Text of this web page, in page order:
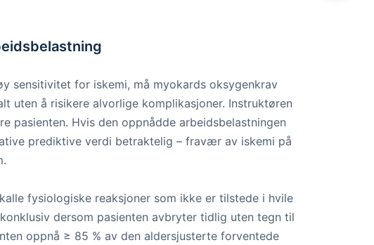
sensitivitet for iskemi, må myokards oksygenkrav
uten å risikere alvorlige komplikasjoner. Instruktøren
pasienten. Hvis den oppnådde arbeidsbelastningen
prediktive verdi betraktelig – fravær av iskemi på
fysiologiske reaksjoner som ikke er tilstede i hvile
dersom pasienten avbryter tidlig uten tegn til
oppnå ≥ 85 % av den aldersjusterte forventede